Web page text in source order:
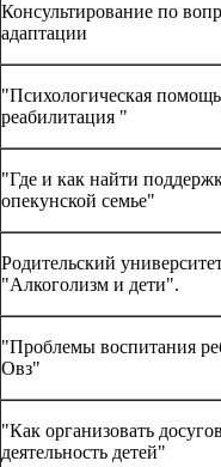
Консультирование по
адаптации
"Психологическая
реабилитация "
"Где и как найти
опекунской семье"
Родительский
"Алкоголизм и дети".
"Проблемы воспитания
Овз"
"Как организовать
деятельность детей"